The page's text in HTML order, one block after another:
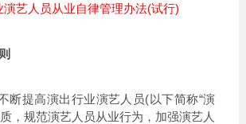
演艺人员从业自律管理办法(试行)
提高演出行业演艺人员(以下简称“演
，规范演艺人员从业行为，加强演艺人